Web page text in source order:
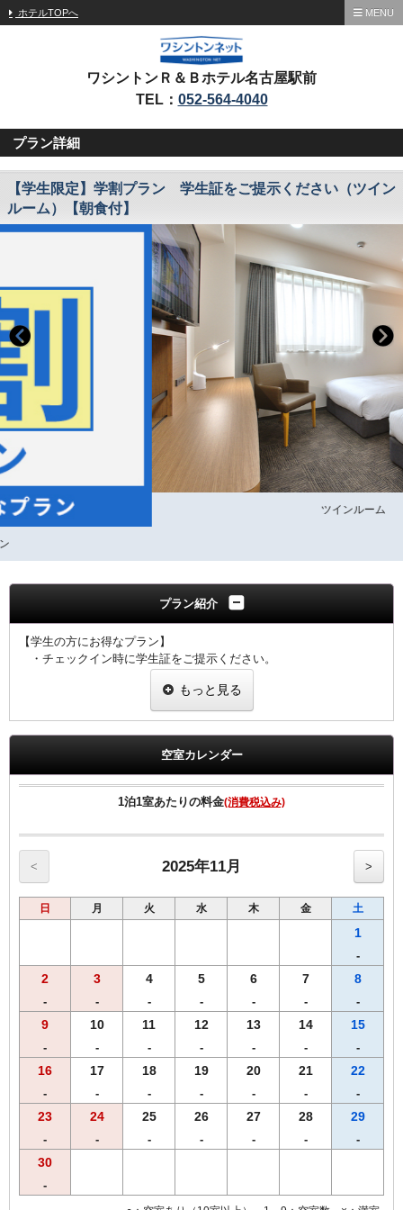
ホテルTOPへ MENU
ワシントンＲ＆Ｂホテル名古屋駅前
TEL： 052-564-4040
プラン詳細
【学生限定】学割プラン 学生証をご提示ください（ツイン
ルーム）【朝食付】
プラン紹介
【学生の方にお得なプラン】
・チェックイン時に学生証をご提示ください。
・１室につき１名様、学生証のご提示をお願い致します。
・ご提示なき場合は割引なしの料金を適用させていただきます。
・全室インターネット回線接続可能（Wi-Fi・有線LAN）
------------------------------------------------------
・モーニングカレーライス
・サラダ
・味付ゆでたまご
・オーガニックグラノーラ
・オリジナル挽きたてコーヒー
・紅茶
・ジュース
・牛乳
※朝食メニューおよび朝食時間は予告なく変更となる場合がございま
もっと見る
空室カレンダー
1泊1室あたりの料金(消費税込み)
< 2025年11月 >
日 月 火 水 木 金 土
1
-
2
-
3
-
4
-
5
-
6
-
7
-
8
-
9
-
10
-
11
-
12
-
13
-
14
-
15
-
16
-
17
-
18
-
19
-
20
-
21
-
22
-
23
-
24
-
25
-
26
-
27
-
28
-
29
-
30
-